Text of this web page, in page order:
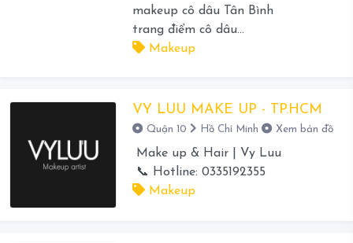
makeup cô dâu Tân Bình
trang điểm cô dâu...
Makeup
VY LUU MAKE UP - TP.HCM
Quận 10 Hồ Chí Minh Xem bản đồ
Make up & Hair | Vy Luu
📞 Hotline: 0335192355
Makeup